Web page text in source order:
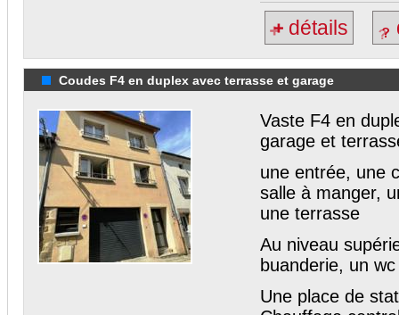
détails
Coudes F4 en duplex avec terrasse et garage
Vaste F4 en
garage et
une entrée, une
salle à manger,
une terrasse
Au niveau
buanderie, un wc
Une place de